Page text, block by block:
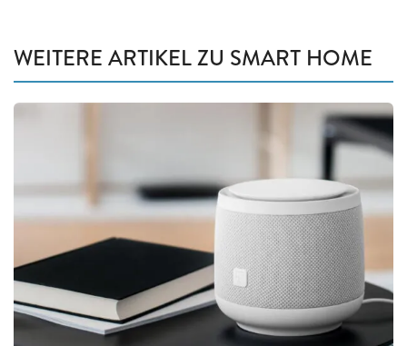
WEITERE ARTIKEL ZU SMART HOME